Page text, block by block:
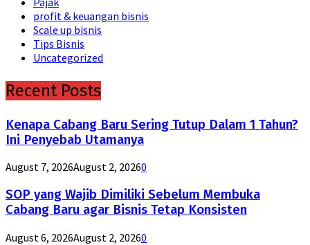
profit & keuangan bisnis
Scale up bisnis
Tips Bisnis
Uncategorized
Recent Posts
Kenapa Cabang Baru Sering Tutup Dalam 1 Tahun?
Ini Penyebab Utamanya
August 7, 2026August 2, 20260
SOP yang Wajib Dimiliki Sebelum Membuka
Cabang Baru agar Bisnis Tetap Konsisten
August 6, 2026August 2, 20260